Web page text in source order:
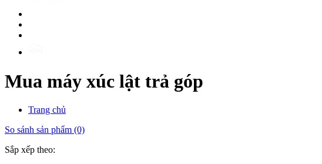
Mua máy xúc lật trả góp
Trang chủ
So sánh sản phẩm (0)
Sắp xếp theo: